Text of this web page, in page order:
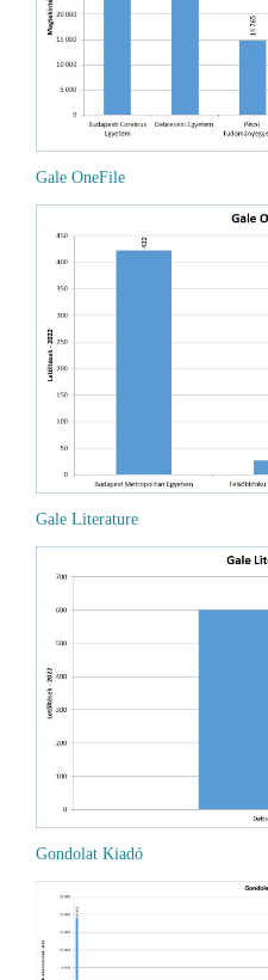
Gale OneFile
Gale Literature
Gondolat Kiadó